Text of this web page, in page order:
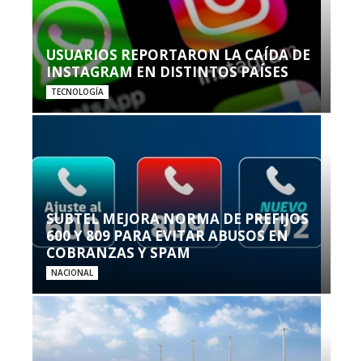
USUARIOS REPORTARON LA CAÍDA DE
INSTAGRAM EN DISTINTOS PAÍSES
TECNOLOGÍA
SUBTEL MEJORA NORMA DE PREFIJOS
600 Y 809 PARA EVITAR ABUSOS EN
COBRANZAS Y SPAM
NACIONAL